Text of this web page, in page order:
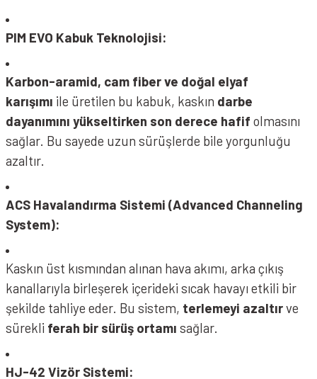
PIM EVO Kabuk Teknolojisi:
Karbon-aramid, cam fiber ve doğal elyaf
karışımı ile üretilen bu kabuk, kaskın darbe
dayanımını yükseltirken son derece hafif olmasını
sağlar. Bu sayede uzun sürüşlerde bile yorgunluğu
azaltır.
ACS Havalandırma Sistemi (Advanced Channeling
System):
Kaskın üst kısmından alınan hava akımı, arka çıkış
kanallarıyla birleşerek içerideki sıcak havayı etkili bir
şekilde tahliye eder. Bu sistem, terlemeyi azaltırve
sürekli ferah bir sürüş ortamı sağlar.
HJ-42 Vizör Sistemi: